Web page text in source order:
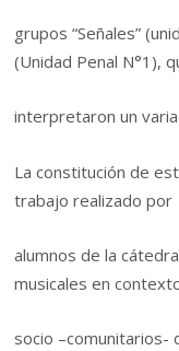
grupos “Señales”
(Unidad Penal N°1),
interpretaron un
La constitución de
trabajo realizado por
alumnos de la
musicales en
socio –comunitarios-